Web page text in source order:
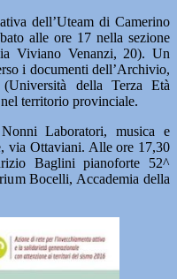
dell’Uteam di Camerino
alle ore 17 nella sezione
Viviano Venanzi, 20). Un
i documenti dell’Archivio,
della Terza Età
territorio provinciale.
Laboratori, musica e
via Ottaviani. Alle ore 17,30
Baglini pianoforte 52^
Bocelli, Accademia della